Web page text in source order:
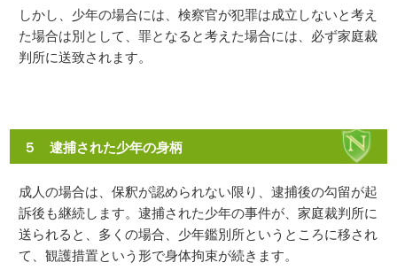
しかし、少年の場合には、検察官が犯罪は成立しないと考え
た場合は別として、罪となると考えた場合には、必ず家庭裁
判所に送致されます。
５ 逮捕された少年の身柄
成人の場合は、保釈が認められない限り、逮捕後の勾留が起
訴後も継続します。逮捕された少年の事件が、家庭裁判所に
送られると、多くの場合、少年鑑別所というところに移され
て、観護措置という形で身体拘束が続きます。